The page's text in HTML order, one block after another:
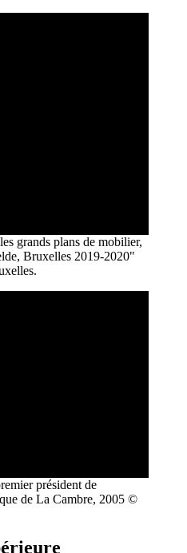
grands plans de mobilier,
Bruxelles 2019-2020"
président de
de La Cambre, 2005 ©